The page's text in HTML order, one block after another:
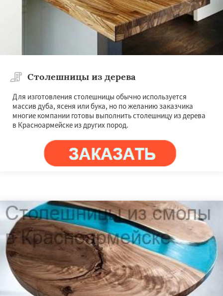
Столешницы из дерева
Для изготовления столешницы обычно используется
массив дуба, ясеня или бука, но по желанию заказчика
многие компании готовы выполнить столешницу из дерева
в Красноармейске из других пород.